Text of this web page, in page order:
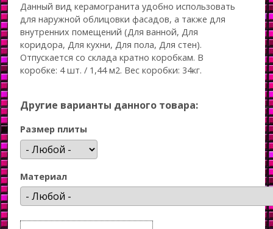
Данный вид керамогранита удобно использовать
для наружной облицовки фасадов, а также для
внутренних помещений (Для ванной, Для
коридора, Для кухни, Для пола, Для стен).
Отпускается со склада кратно коробкам. В
коробке: 4 шт. / 1,44 м2. Вес коробки: 34кг.
Другие варианты данного товара:
Размер плиты
Материал